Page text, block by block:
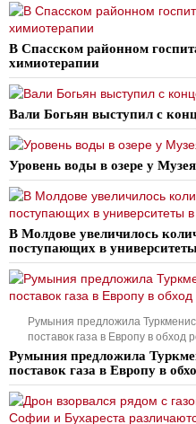
В Спасском районном
химиотерапии
Вали Богьян выступил с
Уровень воды в озере у
В Молдове увеличилось
поступающих в
Румыния предложила
поставок газа в Европу в обход
Румыния предложила
поставок газа в Европу в